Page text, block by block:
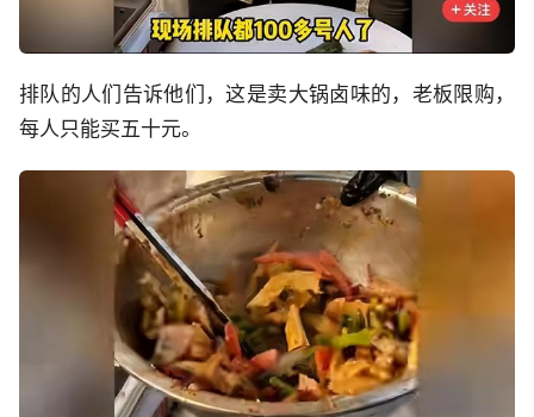
排队的人们告诉他们，这是卖大锅卤味的，老板限购，
每人只能买五十元。